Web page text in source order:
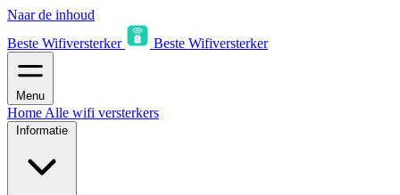
Naar de inhoud
Beste Wifiversterker
Beste Wifiversterker
Menu
Home Alle wifi versterkers
Informatie